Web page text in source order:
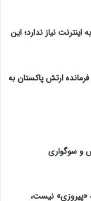
اینترنت نیاز ندارد؛ این
ارتش پاکستان به
و سوگواری
نیست،